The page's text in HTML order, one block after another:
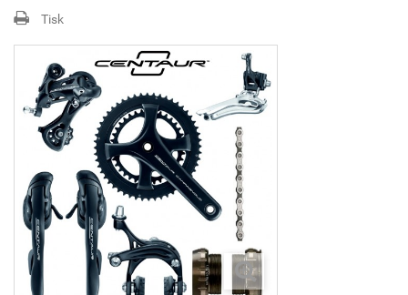
Tisk